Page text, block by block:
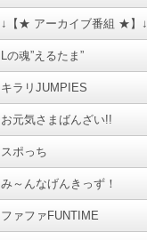
↓【★ アーカイブ番組 ★】↓
Lの魂”えるたま”
キラリJUMPIES
お元気さまばんざい!!
スポっち
み～んなげんきっず！
ファファFUNTIME